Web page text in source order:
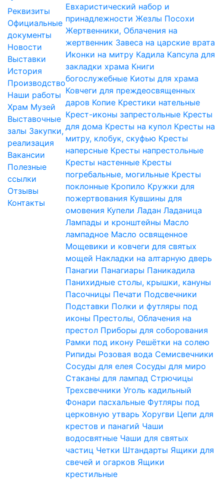
Реквизиты
Официальные
документы
Новости
Выставки
История
Производство
Наши работы
Храм Музей
Выставочные
залы Закупки,
реализация
Вакансии
Полезные
ссылки
Отзывы
Контакты
Евхаристический набор и
принадлежности Жезлы Посохи
Жертвенники, Облачения на
жертвенник Завеса на царские врата
Иконки на митру Кадила Капсула для
закладки храма Книги
богослужебные Киоты для храма
Ковчеги для преждеосвященных
даров Копие Крестики нательные
Крест-иконы запрестольные Кресты
для дома Кресты на купол Кресты на
митру, клобук, скуфью Кресты
наперсные Кресты напрестольные
Кресты настенные Кресты
погребальные, могильные Кресты
поклонные Кропило Кружки для
пожертвования Кувшины для
омовения Купели Ладан Ладаница
Лампады и кронштейны Масло
лампадное Масло освященное
Мощевики и ковчеги для святых
мощей Накладки на алтарную дверь
Панагии Панагиары Паникадила
Панихидные столы, крышки, кануны
Пасочницы Печати Подсвечники
Подставки Полки и футляры под
иконы Престолы, Облачения на
престол Приборы для соборования
Рамки под икону Решётки на солею
Рипиды Розовая вода Семисвечники
Сосуды для елея Сосуды для миро
Стаканы для лампад Стрючицы
Трехсвечники Уголь кадильный
Фонари пасхальные Футляры под
церковную утварь Хоругви Цепи для
крестов и панагий Чаши
водосвятные Чаши для святых
частиц Четки Штандарты Ящики для
свечей и огарков Ящики
крестильные